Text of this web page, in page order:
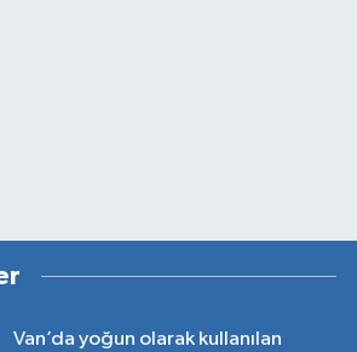
Van’da yoğun olarak kullanılan